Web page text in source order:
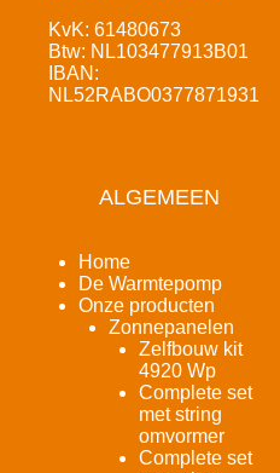
KvK: 61480673
Btw: NL103477913B01
IBAN:
NL52RABO0377871931
ALGEMEEN
Home
De Warmtepomp
Onze producten
Zonnepanelen
Zelfbouw kit
4920 Wp
Complete set
met string
omvormer
Complete set